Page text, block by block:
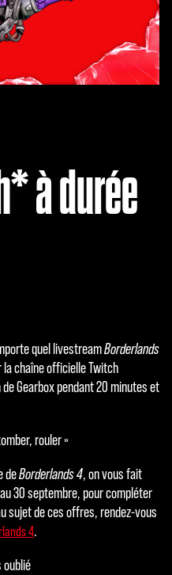
à durée
quel livestreamBorderlands
la chaîne officielle Twitch
Gearbox pendant 20 minutes et
rouler »
deBorderlands 4, on vous fait
30 septembre, pour compléter
sujet de ces offres, rendez-vous
4.
oublié